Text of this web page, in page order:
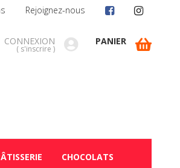
CONNEXION
( s'inscrire )
PANIER
CHOCOLATS
Rejoignez-nous